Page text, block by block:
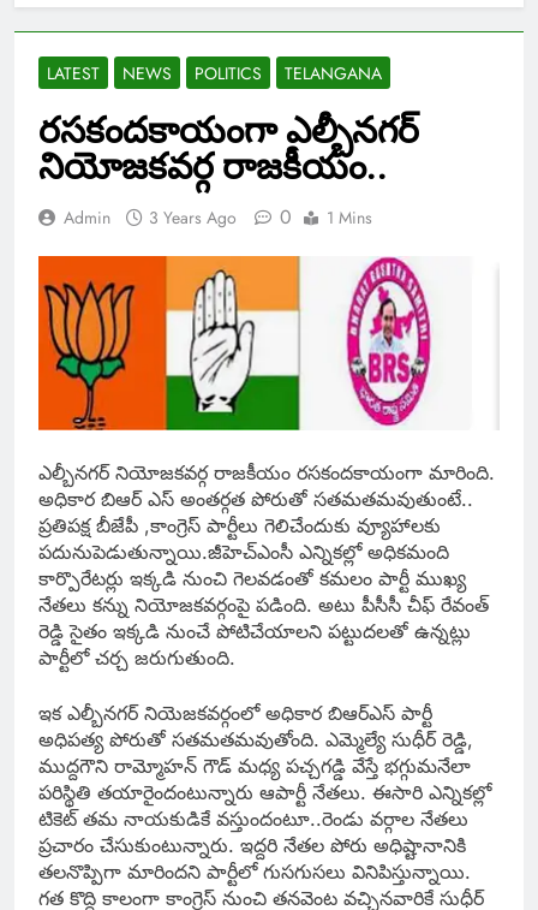
LATEST NEWS POLITICS TELANGANA
ర‌స‌కంద‌కాయంగా ఎల్బీన‌గ‌ర్
నియోజ‌క‌వ‌ర్గ రాజ‌కీయం..
Admin 3 Years Ago 0 1 Mins
ఎల్బీన‌గ‌ర్ నియోజ‌క‌వ‌ర్గ రాజ‌కీయం ర‌స‌కంద‌కాయంగా మారింది.
అధికార బిఆర్ ఎస్ అంత‌ర్గ‌త పోరుతో స‌త‌మ‌త‌మ‌వుతుంటే..
ప్ర‌తిప‌క్ష బీజేపీ ,కాంగ్రెస్ పార్టీలు గెలిచేందుకు వ్యూహాల‌కు
ప‌దునుపెడుతున్నాయి.జీహెచ్ఎంసీ ఎన్నిక‌ల్లో అధిక‌మంది
కార్పొరేట‌ర్లు ఇక్క‌డి నుంచి గెల‌వ‌డంతో క‌మ‌లం పార్టీ ముఖ్య
నేత‌లు క‌న్ను నియోజ‌క‌వ‌ర్గంపై ప‌డింది. అటు పీసీసీ చీఫ్ రేవంత్
రెడ్డి సైతం ఇక్క‌డి నుంచే పోటిచేయాల‌ని ప‌ట్టుద‌ల‌తో ఉన్న‌ట్లు
పార్టీలో చ‌ర్చ జ‌రుగుతుంది.
ఇక ఎల్బీన‌గ‌ర్ నియెజ‌క‌వ‌ర్గంలో అధికార‌ బిఆర్ఎస్ పార్టీ
అధిప‌త్య పోరుతో స‌త‌మ‌త‌మవుతోంది. ఎమ్మెల్యే సుధీర్ రెడ్డి,
ముద్ద‌గౌని రామ్మోహ‌న్ గౌడ్ మ‌ధ్య ప‌చ్చ‌గ‌డ్డి వేస్తే భ‌గ్గుమ‌నేలా
ప‌రిస్థితి త‌యారైందంటున్నారు ఆపార్టీ నేత‌లు. ఈసారి ఎన్నిక‌ల్లో
టికెట్ త‌మ నాయ‌కుడికే వ‌స్తుందంటూ..రెండు వర్గాల నేత‌లు
ప్ర‌చారం చేసుకుంటున్నారు. ఇద్ద‌రి నేత‌ల పోరు అధిష్టానానికి
త‌ల‌నొప్పిగా మారింద‌ని పార్టీలో గుసగుస‌లు వినిపిస్తున్నాయి.
గ‌త కొద్ది కాలంగా కాంగ్రెస్‌ నుంచి తనవెంట వచ్చినవారికే సుధీర్‌